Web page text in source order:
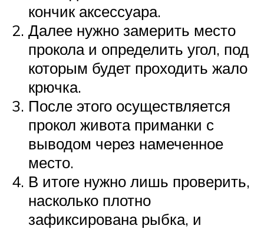
кончик аксессуара.
Далее нужно замерить место
прокола и определить угол, под
которым будет проходить жало
крючка.
После этого осуществляется
прокол живота приманки с
выводом через намеченное
место.
В итоге нужно лишь проверить,
насколько плотно
зафиксирована рыбка, и